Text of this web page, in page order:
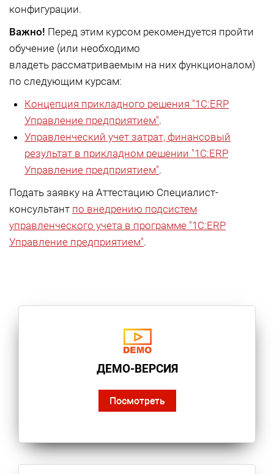
конфигурации.
Важно! Перед этим курсом рекомендуется пройти
обучение (или необходимо
владеть рассматриваемым на них функционалом)
по следующим курсам:
Концепция прикладного решения "1С:ERP
Управление предприятием".
Управленческий учет затрат, финансовый
результат в прикладном решении "1С:ERP
Управление предприятием".
Подать заявку на Аттестацию Специалист-
консультант по внедрению подсистем
управленческого учета в программе "1С:ERP
Управление предприятием".
ДЕМО-ВЕРСИЯ
Посмотреть